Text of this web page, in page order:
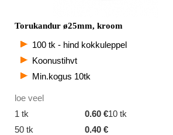
Torukandur ø25mm, kroom
100 tk - hind kokkuleppel
Koonustihvt
Min.kogus 10tk
loe veel
1 tk
0.60 €10 tk
50 tk
0.40 €